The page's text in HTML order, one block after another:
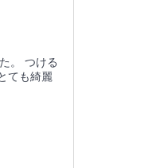
。 つける
ても綺麗